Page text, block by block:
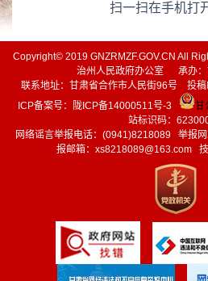
扫一扫在手机打
Copyright© 2019 GNZRMZF.GOV.CN All
治州人民政府办公室 承办：
联系地址：甘肃省合作市人民街96号 投稿
ICP备案号：
陇ICP备14000511号-3 甘
站标识码：
网络谣言举报电话：(0941)8218089 举报网
报邮箱：xs8218089@163.com